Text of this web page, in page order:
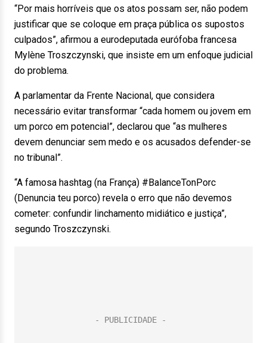
“Por mais horríveis que os atos possam ser, não podem
justificar que se coloque em praça pública os supostos
culpados”, afirmou a eurodeputada eurófoba francesa
Mylène Troszczynski, que insiste em um enfoque judicial
do problema.
A parlamentar da Frente Nacional, que considera
necessário evitar transformar “cada homem ou jovem em
um porco em potencial”, declarou que “as mulheres
devem denunciar sem medo e os acusados defender-se
no tribunal”.
“A famosa hashtag (na França) #BalanceTonPorc
(Denuncia teu porco) revela o erro que não devemos
cometer: confundir linchamento midiático e justiça”,
segundo Troszczynski.